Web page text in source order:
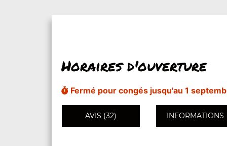
Horaires d'ouverture
Fermé pour congés jusqu'au 1
AVIS (32) INFORMATIONS